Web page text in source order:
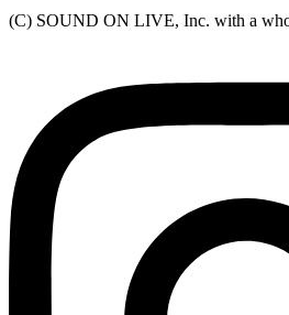
(C) SOUND ON LIVE, Inc. with a